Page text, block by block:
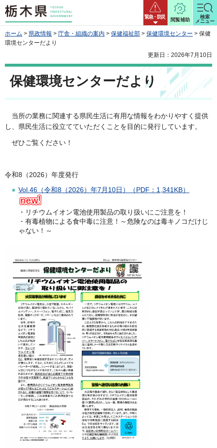
栃木県 緊急・防災
閲覧補助
検索
メニュー
ホーム > 県政情報 > 庁舎・組織の案内 > 保健福祉部 > 保健環境センター > 保健
環境センターだより
更新日：2026年7月10日
保健環境センターだより
当所の業務に関連する県民生活に有用な情報をわかりやすく提供
し、県民生活に役立てていただくことを目的に発行しています。
ぜひご覧ください！
令和8（2026）年度発行
Vol.46（令和8（2026）年7月10日）（PDF：1,341KB）
・リチウムイオン電池使用製品の取り扱いにご注意を！
・有毒植物による食中毒に注意！～危険なのは毒キノコだけじ
ゃない！～